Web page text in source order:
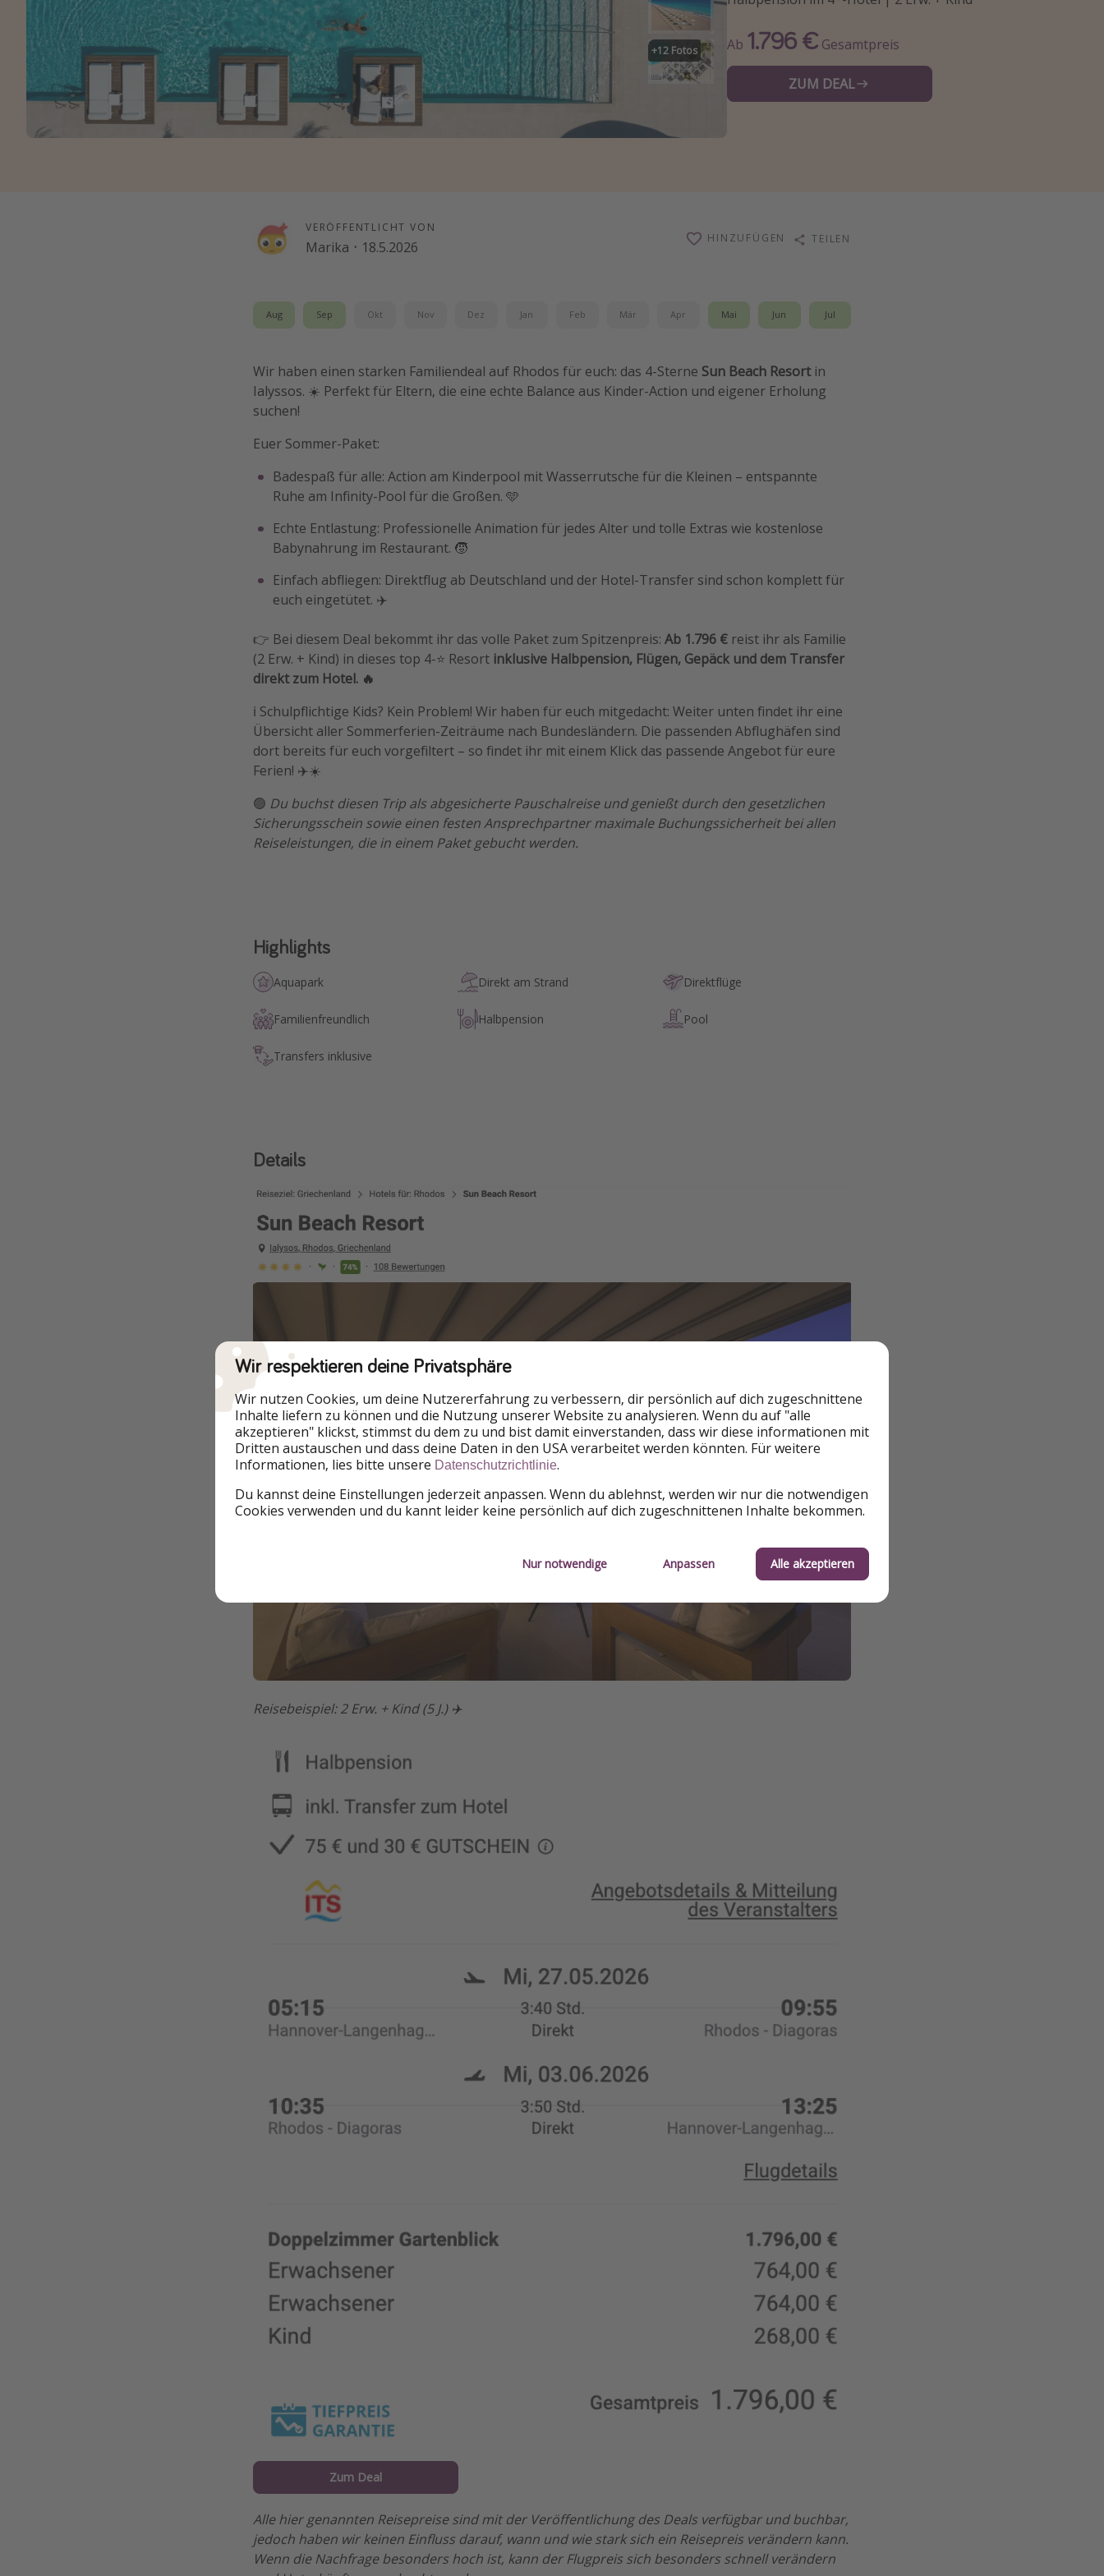
+12 Fotos Ab 1.796 € Gesamtpreis
ZUM DEAL
VERÖFFENTLICHT VON
Marika · 18.5.2026
HINZUFÜGEN TEILEN
Aug Sep Okt Nov Dez Jan Feb Mär Apr Mai Jun Jul
Wir haben einen starken Familiendeal auf Rhodos für euch: das 4-Sterne Sun Beach Resort in
Ialyssos. ☀️ Perfekt für Eltern, die eine echte Balance aus Kinder-Action und eigener Erholung
suchen!
Euer Sommer-Paket:
Badespaß für alle: Action am Kinderpool mit Wasserrutsche für die Kleinen – entspannte
Ruhe am Infinity-Pool für die Großen. 🩵
Echte Entlastung: Professionelle Animation für jedes Alter und tolle Extras wie kostenlose
Babynahrung im Restaurant. 🧒
Einfach abfliegen: Direktflug ab Deutschland und der Hotel-Transfer sind schon komplett für
euch eingetütet. ✈️
👉 Bei diesem Deal bekommt ihr das volle Paket zum Spitzenpreis: Ab 1.796 € reist ihr als Familie
(2 Erw. + Kind) in dieses top 4-⭐️ Resort inklusive Halbpension, Flügen, Gepäck und dem Transfer
direkt zum Hotel. 🔥
ℹ️ Schulpflichtige Kids? Kein Problem! Wir haben für euch mitgedacht: Weiter unten findet ihr eine
Übersicht aller Sommerferien-Zeiträume nach Bundesländern. Die passenden Abflughäfen sind
dort bereits für euch vorgefiltert – so findet ihr mit einem Klick das passende Angebot für eure
Ferien! ✈️☀️
🟢 Du buchst diesen Trip als abgesicherte Pauschalreise und genießt durch den gesetzlichen
Sicherungsschein sowie einen festen Ansprechpartner maximale Buchungssicherheit bei allen
Reiseleistungen, die in einem Paket gebucht werden.
Highlights
Aquapark Direkt am Strand Direktflüge
Familienfreundlich Halbpension Pool
Transfers inklusive
Details
Reisebeispiel: 2 Erw. + Kind (5 J.) ✈️
Zum Deal
Alle hier genannten Reisepreise sind mit der Veröffentlichung des Deals verfügbar und buchbar,
jedoch haben wir keinen Einfluss darauf, wann und wie stark sich ein Reisepreis verändern kann.
Wenn die Nachfrage besonders hoch ist, kann der Flugpreis sich besonders schnell verändern
Wir respektieren deine Privatsphäre
Wir nutzen Cookies, um deine Nutzererfahrung zu verbessern, dir persönlich auf dich zugeschnittene
Inhalte liefern zu können und die Nutzung unserer Website zu analysieren. Wenn du auf "alle
akzeptieren" klickst, stimmst du dem zu und bist damit einverstanden, dass wir diese informationen mit
Dritten austauschen und dass deine Daten in den USA verarbeitet werden könnten. Für weitere
Informationen, lies bitte unsere Datenschutzrichtlinie.
Du kannst deine Einstellungen jederzeit anpassen. Wenn du ablehnst, werden wir nur die notwendigen
Cookies verwenden und du kannt leider keine persönlich auf dich zugeschnittenen Inhalte bekommen.
Nur notwendige Anpassen Alle akzeptieren